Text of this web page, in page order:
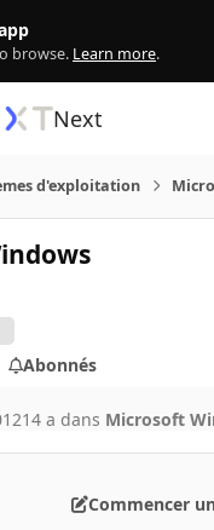
browse. Learn more.
Next
d'exploitation
Abonnés
14 a dans Microsoft
Commencer